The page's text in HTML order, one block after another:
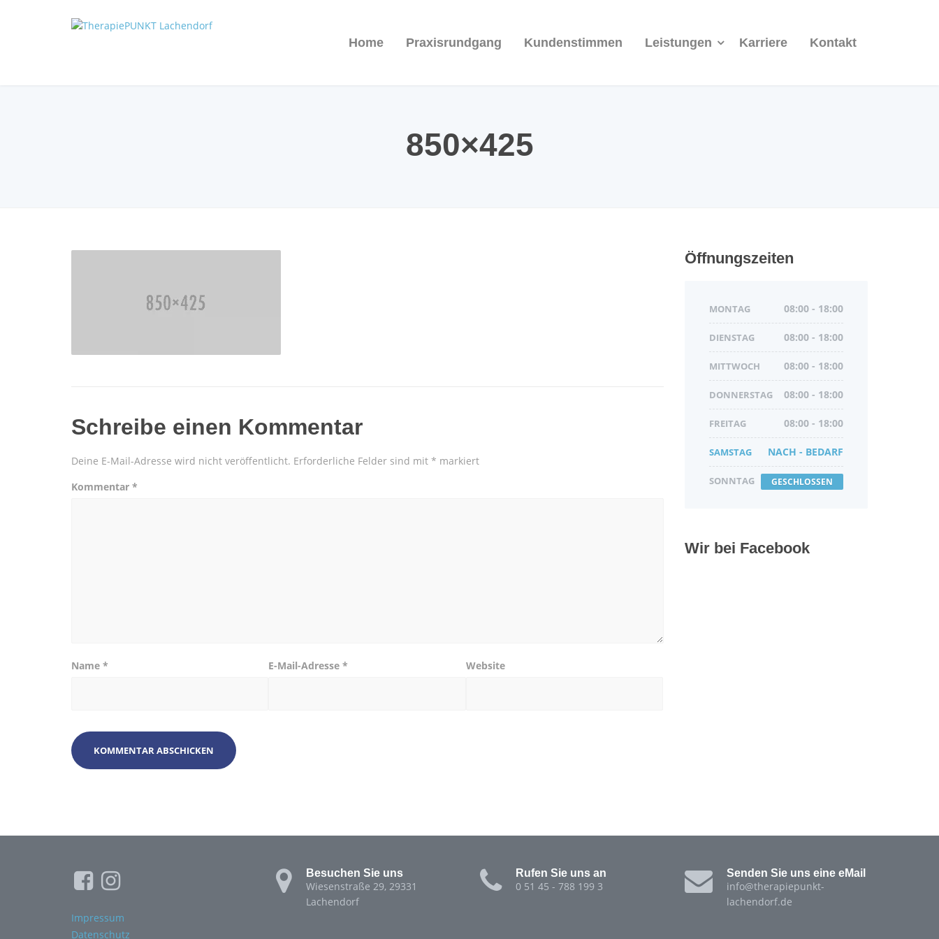
Home Praxisrundgang Kundenstimmen Leistungen Karriere Kontakt
850×425
Schreibe einen Kommentar
Deine E-Mail-Adresse wird nicht veröffentlicht. Erforderliche Felder sind mit * markiert
Kommentar *
Name * E-Mail-Adresse* Website
Öffnungszeiten
MONTAG 08:00 - 18:00
DIENSTAG 08:00 - 18:00
MITTWOCH 08:00 - 18:00
DONNERSTAG 08:00 - 18:00
FREITAG 08:00 - 18:00
SAMSTAG NACH - BEDARF
SONNTAG GESCHLOSSEN
Wir bei Facebook
Besuchen Sie uns
Wiesenstraße 29, 29331
Lachendorf
Rufen Sie uns an
0 51 45 - 788 199 3
Senden Sie uns eine eMail
info@therapiepunkt-
lachendorf.de
Impressum
Datenschutz